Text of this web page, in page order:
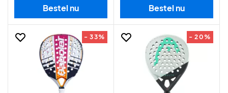
Bestel nu Bestel nu
- 33% - 20%